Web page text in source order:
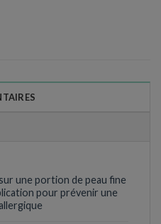
une portion de peau fine
pour prévenir une